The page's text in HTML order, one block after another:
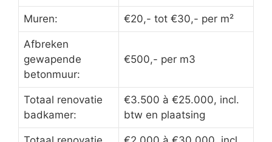
Muren: €20,- tot €30,- per m²
Afbreken
gewapende
betonmuur:
€500,- per m3
Totaal renovatie
badkamer:
€3.500 à €25.000, incl.
btw en plaatsing